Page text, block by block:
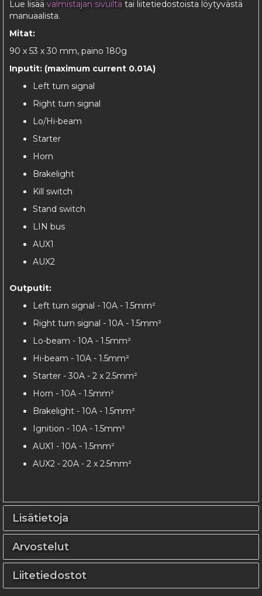
Lue lisää valmistajan sivuilta tai liitetiedostoista löytyvästä
manuaalista.
Mitat:
90 x 53 x 30 mm, paino 180g
Inputit: (maximum current 0.01A)
Left turn signal
Right turn signal
Lo/Hi-beam
Starter
Horn
Brakelight
Kill switch
Stand switch
LIN bus
AUX1
AUX2
Outputit:
Left turn signal - 10A - 1.5mm²
Right turn signal - 10A - 1.5mm²
Lo-beam - 10A - 1.5mm²
Hi-beam - 10A - 1.5mm²
Starter - 30A - 2 x 2.5mm²
Horn - 10A - 1.5mm²
Brakelight - 10A - 1.5mm²
Ignition - 10A - 1.5mm²
AUX1 - 10A - 1.5mm²
AUX2 - 20A - 2 x 2.5mm²
Lisätietoja
Arvostelut
Liitetiedostot